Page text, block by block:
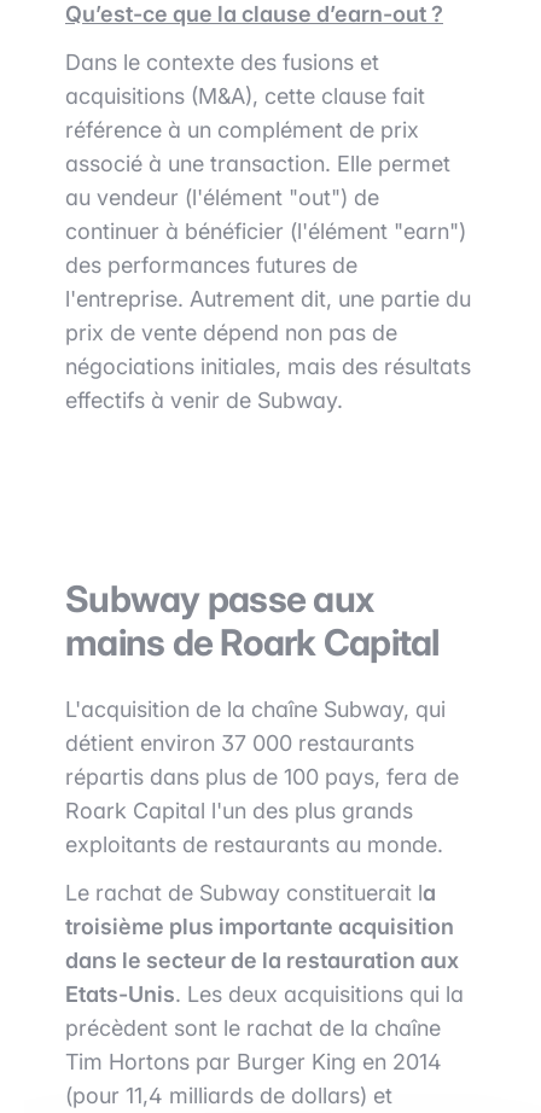
Qu’est-ce que la clause d’earn-out ?
Dans le contexte des fusions et
acquisitions (M&A), cette clause fait
référence à un complément de prix
associé à une transaction. Elle permet
au vendeur (l'élément "out") de
continuer à bénéficier (l'élément "earn")
des performances futures de
l'entreprise. Autrement dit, une partie du
prix de vente dépend non pas de
négociations initiales, mais des résultats
effectifs à venir de Subway.
Subway passe aux
mains de Roark Capital
L'acquisition de la chaîne Subway, qui
détient environ 37 000 restaurants
répartis dans plus de 100 pays, fera de
Roark Capital l'un des plus grands
exploitants de restaurants au monde.
Le rachat de Subway constituerait la
troisième plus importante acquisition
dans le secteur de la restauration aux
Etats-Unis. Les deux acquisitions qui la
précèdent sont le rachat de la chaîne
Tim Hortons par Burger King en 2014
(pour 11,4 milliards de dollars) et